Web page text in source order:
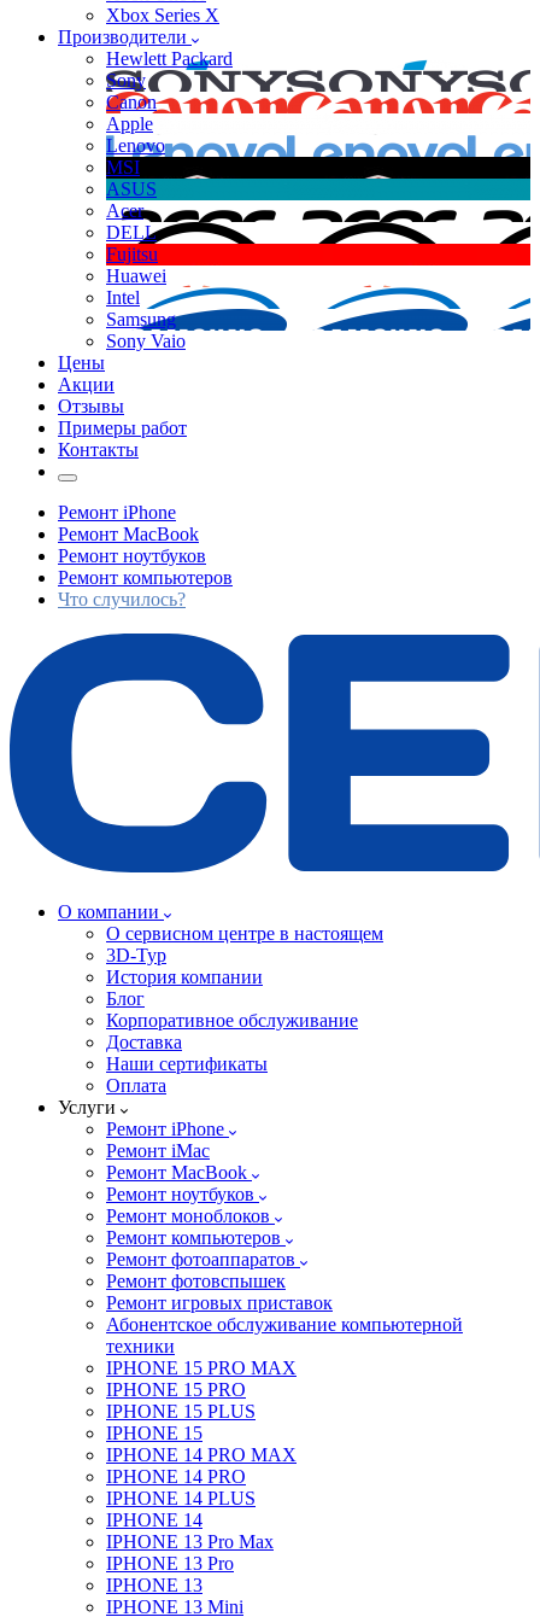
Xbox Series X
Производители
Hewlett Packard
Sony
Canon
Apple
Lenovo
MSI
ASUS
Acer
DELL
Fujitsu
Huawei
Intel
Samsung
Sony Vaio
Цены
Акции
Отзывы
Примеры работ
Контакты
Ремонт iPhone
Ремонт MacBook
Ремонт ноутбуков
Ремонт компьютеров
Что случилось?
О компании
О сервисном центре в настоящем
3D-Тур
История компании
Блог
Корпоративное обслуживание
Доставка
Наши сертификаты
Оплата
Услуги
Ремонт iPhone
Ремонт iMac
Ремонт MacBook
Ремонт ноутбуков
Ремонт моноблоков
Ремонт компьютеров
Ремонт фотоаппаратов
Ремонт фотовспышек
Ремонт игровых приставок
Абонентское обслуживание компьютерной
техники
IPHONE 15 PRO MAX
IPHONE 15 PRO
IPHONE 15 PLUS
IPHONE 15
IPHONE 14 PRO MAX
IPHONE 14 PRO
IPHONE 14 PLUS
IPHONE 14
IPHONE 13 Pro Max
IPHONE 13 Pro
IPHONE 13
IPHONE 13 Mini